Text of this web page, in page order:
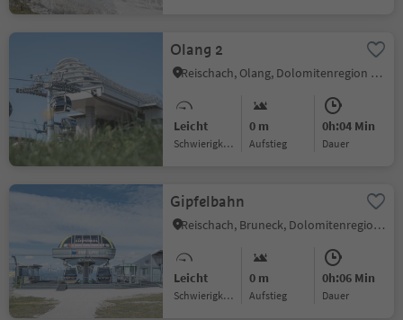
Olang 2
Reischach, Olang, Dolomitenregion Kronplatz
Leicht
Schwierigkeitsgrad
0 m
Aufstieg
0h:04 Min
Dauer
Gipfelbahn
Reischach, Bruneck, Dolomitenregion Kronplatz
Leicht
Schwierigkeitsgrad
0 m
Aufstieg
0h:06 Min
Dauer